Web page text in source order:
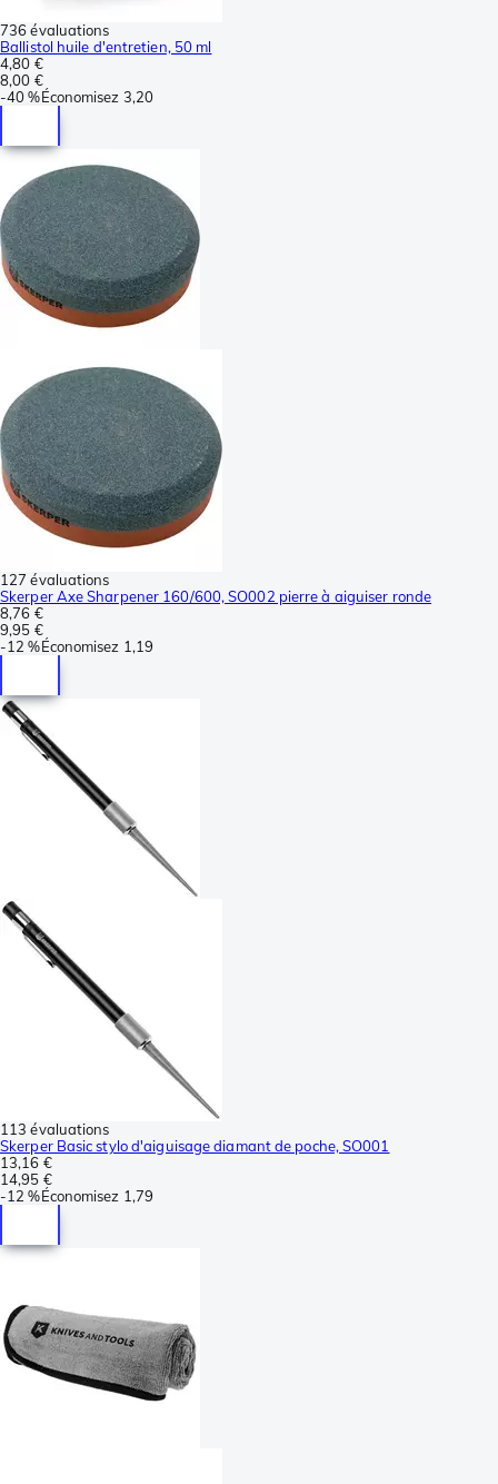
736 évaluations
Ballistol huile d'entretien, 50 ml
4,80 €
8,00 €
-40 %Économisez 3,20
127 évaluations
Skerper Axe Sharpener 160/600, SO002 pierre à aiguiser ronde
8,76 €
9,95 €
-12 %Économisez 1,19
113 évaluations
Skerper Basic stylo d'aiguisage diamant de poche, SO001
13,16 €
14,95 €
-12 %Économisez 1,79